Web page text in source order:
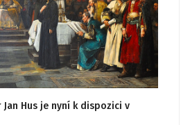
Hus je nyní k dispozici v